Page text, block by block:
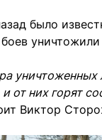
было
уничтоженных
и от них горят
Виктор